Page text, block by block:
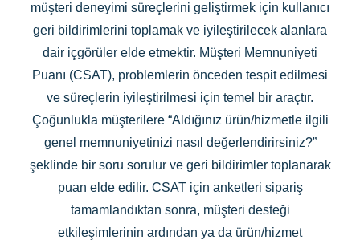
müşteri deneyimi süreçlerini geliştirmek için kullanıcı
geri bildirimlerini toplamak ve iyileştirilecek alanlara
dair içgörüler elde etmektir. Müşteri Memnuniyeti
Puanı (CSAT), problemlerin önceden tespit edilmesi
ve süreçlerin iyileştirilmesi için temel bir araçtır.
Çoğunlukla müşterilere “Aldığınız ürün/hizmetle ilgili
genel memnuniyetinizi nasıl değerlendirirsiniz?”
şeklinde bir soru sorulur ve geri bildirimler toplanarak
puan elde edilir. CSAT için anketleri sipariş
tamamlandıktan sonra, müşteri desteği
etkileşimlerinin ardından ya da ürün/hizmet